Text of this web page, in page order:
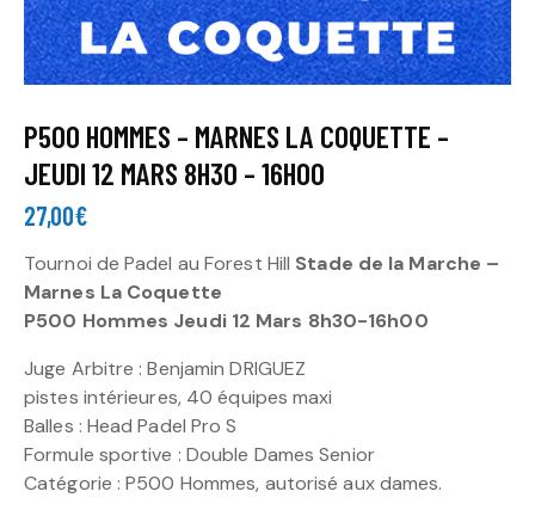
P500 HOMMES – MARNES LA COQUETTE –
JEUDI 12 MARS 8H30 – 16H00
27,00€
Tournoi de Padel au Forest Hill Stade de la Marche –
Marnes La Coquette
P500 Hommes Jeudi 12 Mars 8h30-16h00
Juge Arbitre : Benjamin DRIGUEZ
pistes intérieures, 40 équipes maxi
Balles : Head Padel Pro S
Formule sportive : Double Dames Senior
Catégorie : P500 Hommes, autorisé aux dames.